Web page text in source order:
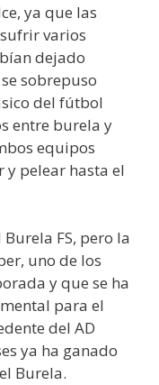
ya que las
varios
dejado
sobrepuso
del fútbol
entre burela y
equipos
y pelear hasta el
FS, pero la
uno de los
y que se ha
para el
del AD
ya ha ganado
Burela.